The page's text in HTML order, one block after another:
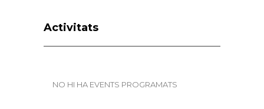
Activitats
NO HI HA EVENTS PROGRAMATS